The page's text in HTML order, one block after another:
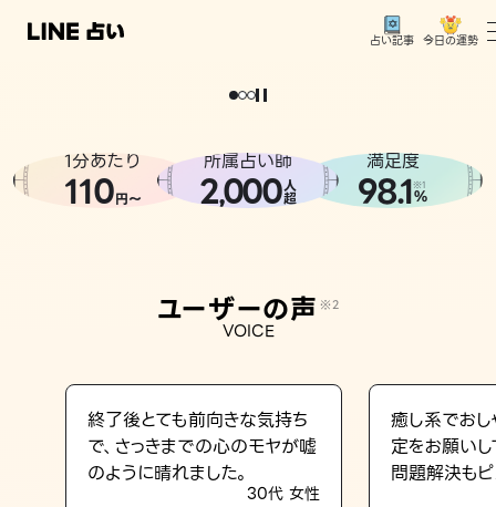
占い記事 今日の運勢
相談事例
どうせなら
。
1分あたり
110円〜
所属占い師
2,000人
超
満足度
98.1※1
%
ユーザーの声 ※2
VOICE
終了後とても前向きな気持ち
で、さっきまでの心のモヤが嘘
のように晴れました。
30代 女性
癒し系でおし
定をお願い
問題解決もピ